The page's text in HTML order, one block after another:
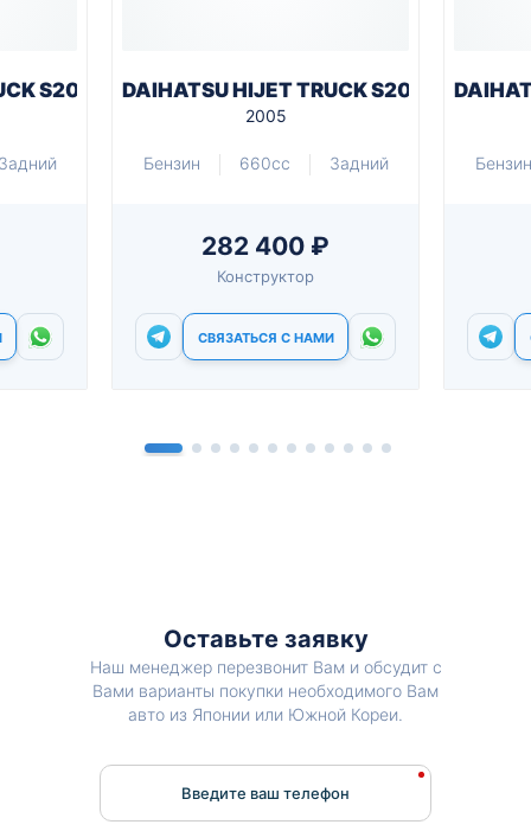
S200P DAIHATSU HIJET TRUCK S200P
2005
Бензин 660cc Задний
282 400 ₽
Конструктор
СВЯЗАТЬСЯ С НАМИ
Бензин
Оставьте заявку
Наш менеджер перезвонит Вам и обсудит с
Вами варианты покупки необходимого Вам
авто из Японии или Южной Кореи.
Введите ваш телефон